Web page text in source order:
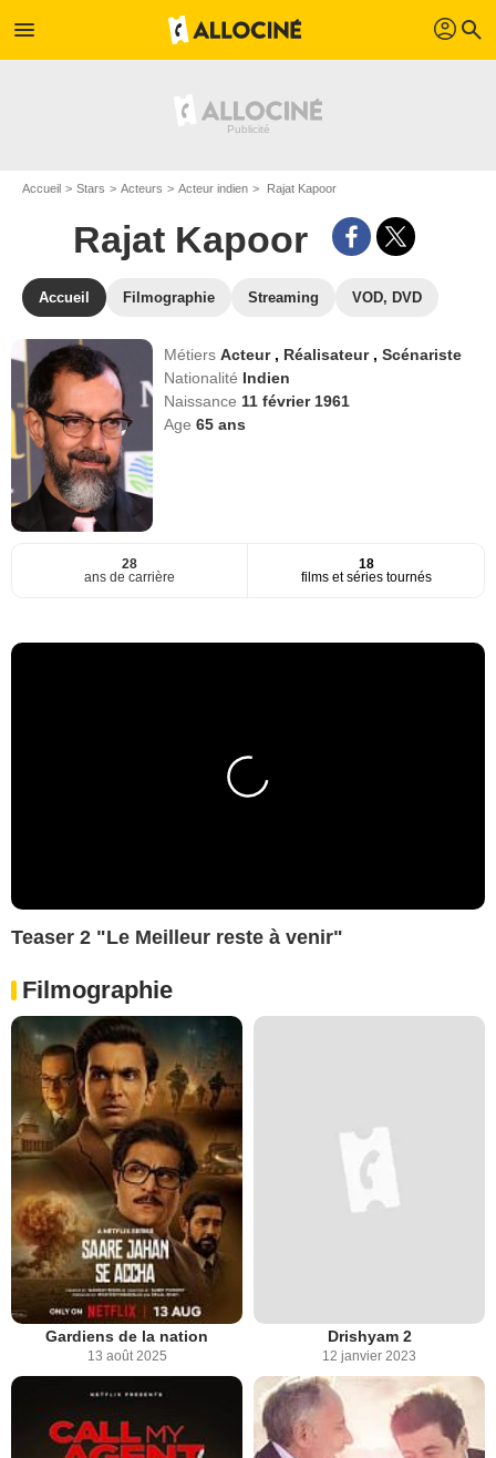
menu profil search
Accueil Stars Acteurs Acteur indien Rajat Kapoor
Rajat Kapoor
Accueil Filmographie Streaming VOD, DVD
MétiersActeur , Réalisateur ,Scénariste
Nationalité Indien
Naissance 11 février 1961
Age65 ans
28
ans de carrière
18
films et séries tournés
Teaser 2 "Le Meilleur reste à venir"
Filmographie
Gardiens de la nation
13 août 2025
Drishyam 2
12 janvier 2023